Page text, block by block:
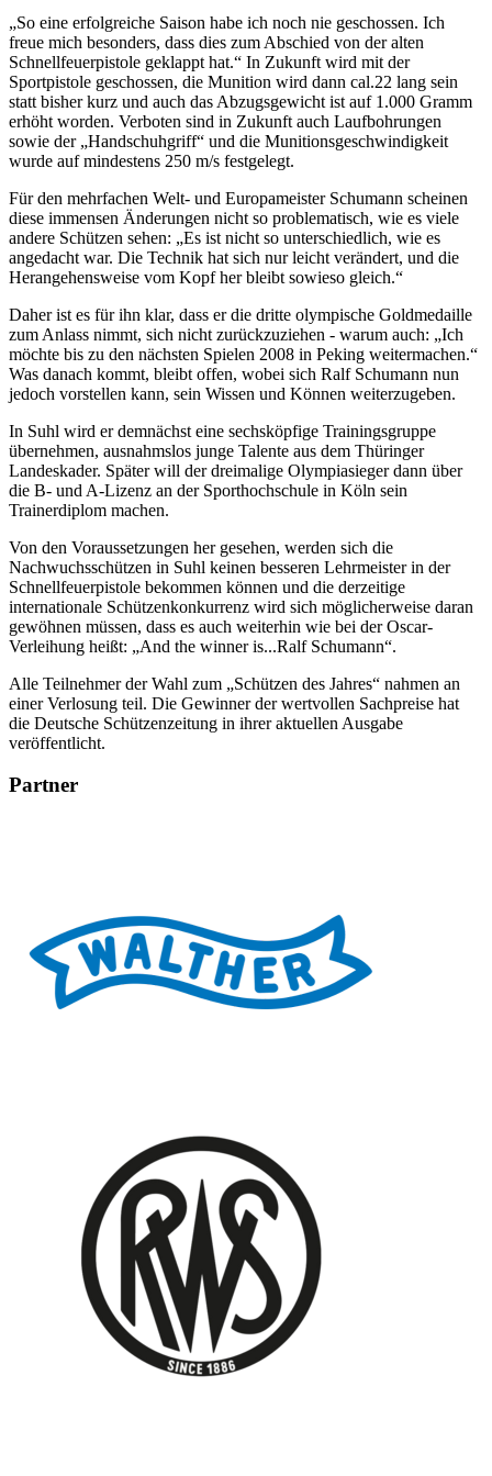
„So eine erfolgreiche Saison habe ich noch nie geschossen. Ich
freue mich besonders, dass dies zum Abschied von der alten
Schnellfeuerpistole geklappt hat.“ In Zukunft wird mit der
Sportpistole geschossen, die Munition wird dann cal.22 lang sein
statt bisher kurz und auch das Abzugsgewicht ist auf 1.000 Gramm
erhöht worden. Verboten sind in Zukunft auch Laufbohrungen
sowie der „Handschuhgriff“ und die Munitionsgeschwindigkeit
wurde auf mindestens 250 m/s festgelegt.
Für den mehrfachen Welt- und Europameister Schumann scheinen
diese immensen Änderungen nicht so problematisch, wie es viele
andere Schützen sehen: „Es ist nicht so unterschiedlich, wie es
angedacht war. Die Technik hat sich nur leicht verändert, und die
Herangehensweise vom Kopf her bleibt sowieso gleich.“
Daher ist es für ihn klar, dass er die dritte olympische Goldmedaille
zum Anlass nimmt, sich nicht zurückzuziehen - warum auch: „Ich
möchte bis zu den nächsten Spielen 2008 in Peking weitermachen.“
Was danach kommt, bleibt offen, wobei sich Ralf Schumann nun
jedoch vorstellen kann, sein Wissen und Können weiterzugeben.
In Suhl wird er demnächst eine sechsköpfige Trainingsgruppe
übernehmen, ausnahmslos junge Talente aus dem Thüringer
Landeskader. Später will der dreimalige Olympiasieger dann über
die B- und A-Lizenz an der Sporthochschule in Köln sein
Trainerdiplom machen.
Von den Voraussetzungen her gesehen, werden sich die
Nachwuchsschützen in Suhl keinen besseren Lehrmeister in der
Schnellfeuerpistole bekommen können und die derzeitige
internationale Schützenkonkurrenz wird sich möglicherweise daran
gewöhnen müssen, dass es auch weiterhin wie bei der Oscar-
Verleihung heißt: „And the winner is...Ralf Schumann“.
Alle Teilnehmer der Wahl zum „Schützen des Jahres“ nahmen an
einer Verlosung teil. Die Gewinner der wertvollen Sachpreise hat
die Deutsche Schützenzeitung in ihrer aktuellen Ausgabe
veröffentlicht.
Partner